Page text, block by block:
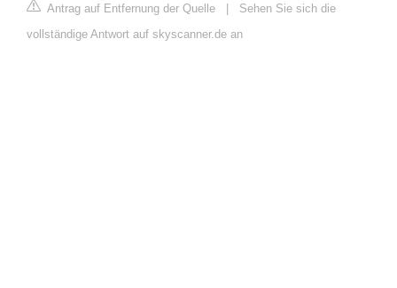
Antrag auf Entfernung der Quelle | Sehen Sie sich die
vollständige Antwort auf skyscanner.de an